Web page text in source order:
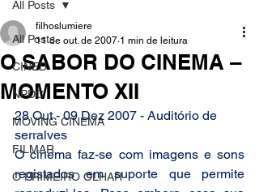
All Posts
CINED
NPDC
MOVING CINEMA
FILMAR
O PRIMEIRO OLHAR
All Posts
O SABOR DO CINEMA –
MOMENTO XII
filhoslumiere
11 de out. de 2007 1 min de leitura
28 Out - 09 Dez 2007 - Auditório de
serralves
O cinema faz-se com imagens e sons
registados em suporte que permite